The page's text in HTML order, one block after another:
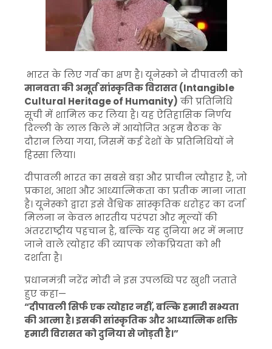
भारत के लिए गर्व का क्षण है। यूनेस्को ने दीपावली को
मानवता की अमूर्त सांस्कृतिक विरासत (Intangible
Cultural Heritage of Humanity) की प्रतिनिधि
सूची में शामिल कर लिया है। यह ऐतिहासिक निर्णय
दिल्ली के लाल किले में आयोजित अहम बैठक के
दौरान लिया गया, जिसमें कई देशों के प्रतिनिधियों ने
हिस्सा लिया।
दीपावली भारत का सबसे बड़ा और प्राचीन त्यौहार है, जो
प्रकाश, आशा और आध्यात्मिकता का प्रतीक माना जाता
है। यूनेस्को द्वारा इसे वैश्विक सांस्कृतिक धरोहर का दर्जा
मिलना न केवल भारतीय परंपरा और मूल्यों की
अंतरराष्ट्रीय पहचान है, बल्कि यह दुनिया भर में मनाए
जाने वाले त्योहार की व्यापक लोकप्रियता को भी
दर्शाता है।
प्रधानमंत्री नरेंद्र मोदी ने इस उपलब्धि पर खुशी जताते
हुए कहा—
“दीपावली सिर्फ एक त्योहार नहीं, बल्कि हमारी सभ्यता
की आत्मा है। इसकी सांस्कृतिक और आध्यात्मिक शक्ति
हमारी विरासत को दुनिया से जोड़ती है।”